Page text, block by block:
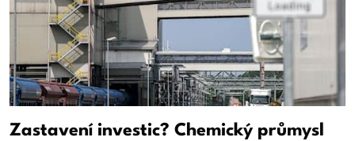
Zastavení investic? Chemický průmysl